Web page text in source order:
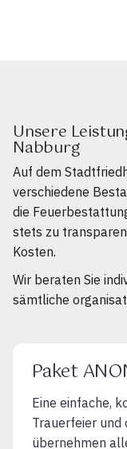
Unsere
Nabburg
Auf dem
verschiedene
die
stets zu
Kosten.
Wir beraten Sie
sämtliche
Paket
Eine einfache,
Trauerfeier und
übernehmen